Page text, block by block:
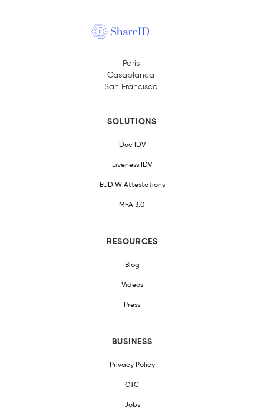
Paris
Casablanca
San Francisco
SOLUTIONS
Doc IDV
Liveness IDV
EUDIW Attestations
MFA 3.0
RESOURCES
Blog
Videos
Press
BUSINESS
Privacy Policy
GTC
Jobs